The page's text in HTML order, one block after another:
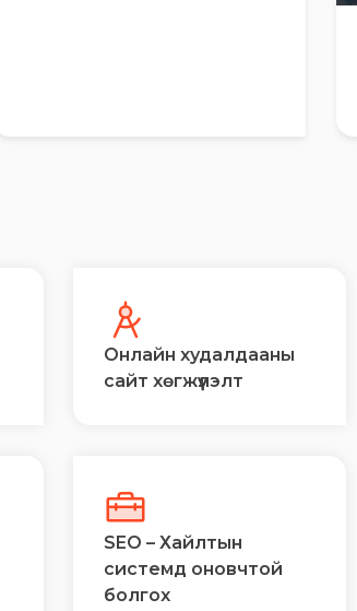
Онлайн худалдааны
сайт хөгжүүлэлт
SEO – Хайлтын
системд оновчтой
болгох